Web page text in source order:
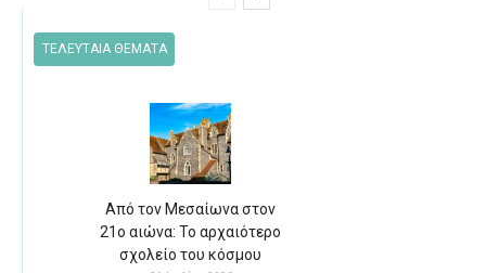
ΤΕΛΕΥΤΑΙΑ ΘΕΜΑΤΑ
Από τον Μεσαίωνα στον
21ο αιώνα: Το αρχαιότερο
σχολείο του κόσμου